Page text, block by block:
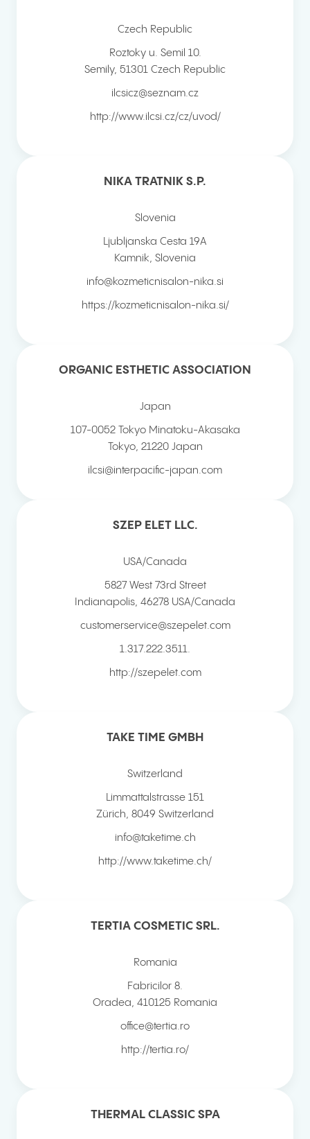
Czech Republic
Roztoky u. Semil 10.
Semily, 51301 Czech Republic
ilcsicz@seznam.cz
http://www.ilcsi.cz/cz/uvod/
NIKA TRATNIK S.P.
Slovenia
Ljubljanska Cesta 19A
Kamnik Slovenia
info@kozmeticnisalon-nika.si
https://kozmeticnisalon-nika.si/
ORGANIC ESTHETIC ASSOCIATION
Japan
107-0052 Tokyo Minatoku-Akasaka
Tokyo, 21220 Japan
ilcsi@interpacific-japan.com
SZEP ELET LLC.
USA/Canada
5827 West 73rd Street
Indianapolis 46278 USA/Canada
customerservice@szepelet.com
1.317.222.3511.
http://szepelet.com
TAKE TIME GMBH
Switzerland
Limmattalstrasse 151
Zürich 8049 Switzerland
info@taketime.ch
http://www.taketime.ch/
TERTIA COSMETIC SRL.
Romania
Fabricilor 8.
Oradea 410125 Romania
office@tertia.ro
http://tertia.ro/
THERMAL CLASSIC SPA